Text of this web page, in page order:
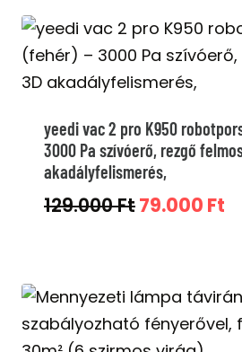
yeedi vac 2 pro K950
3000 Pa szívóerő, rezgő
akadályfelismerés,
129.000FtOriginal
129.000 Ft.
79.000 Ft